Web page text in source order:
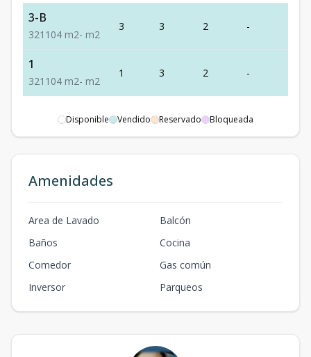
3-B
321 104 m2- m2
3 3 2 -
1
321 104 m2- m2
1 3 2 -
Disponible Vendido Reservado Bloqueada
Amenidades
Area de Lavado
Balcón
Baños
Cocina
Comedor
Gas común
Inversor
Parqueos